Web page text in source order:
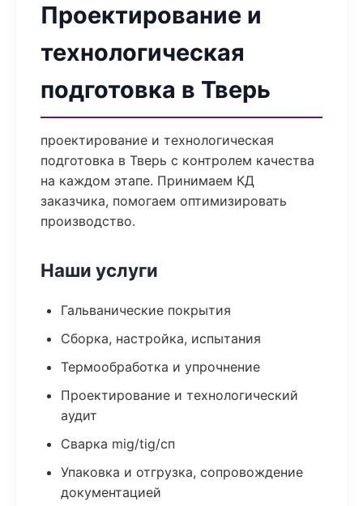
Проектирование и
технологическая
подготовка в Тверь
проектирование и технологическая
подготовка в Тверь с контролем качества
на каждом этапе. Принимаем КД
заказчика, помогаем оптимизировать
производство.
Наши услуги
Гальванические покрытия
Сборка, настройка, испытания
Термообработка и упрочнение
Проектирование и технологический
аудит
Сварка mig/tig/сп
Упаковка и отгрузка, сопровождение
документацией